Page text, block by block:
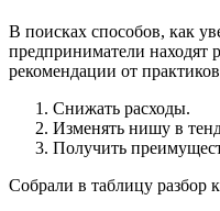
В поисках способов, как
предприниматели
рекомендации от
Снижать расходы.
Изменять нишу в
Получить
Собрали в таблицу разбор